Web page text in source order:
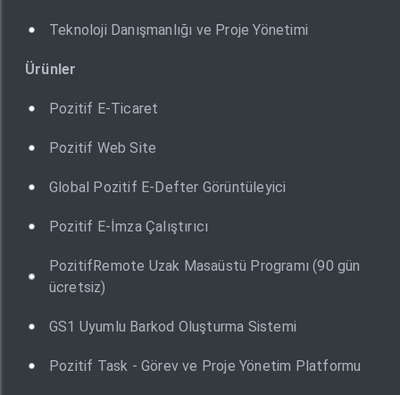
Teknoloji Danışmanlığı ve Proje Yönetimi
Ürünler
Pozitif E-Ticaret
Pozitif Web Site
Global Pozitif E-Defter Görüntüleyici
Pozitif E-İmza Çalıştırıcı
PozitifRemote Uzak Masaüstü Programı (90 gün
ücretsiz)
GS1 Uyumlu Barkod Oluşturma Sistemi
Pozitif Task - Görev ve Proje Yönetim Platformu